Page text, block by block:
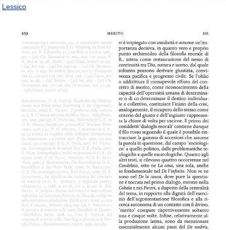
Lessico